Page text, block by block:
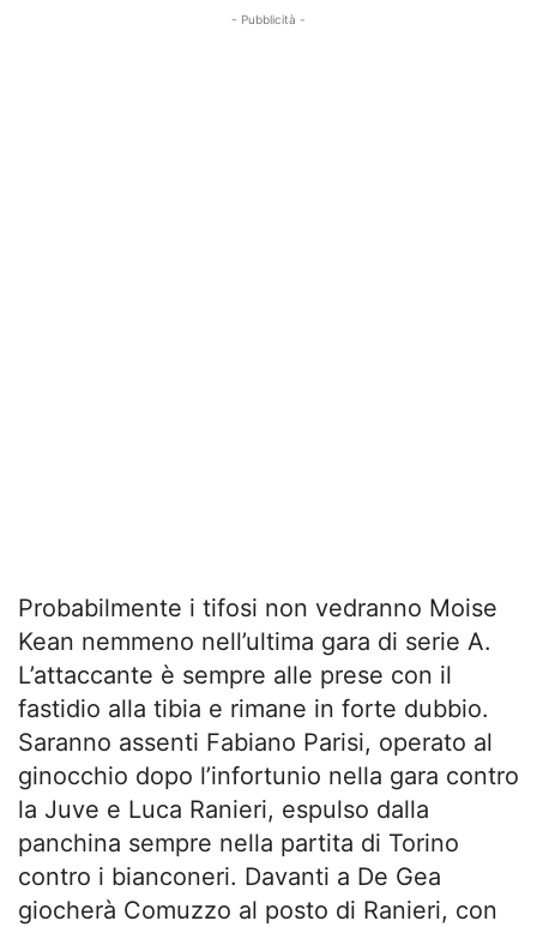
- Pubblicità -
Probabilmente i tifosi non vedranno Moise
Kean nemmeno nell’ultima gara di serie A.
L’attaccante è sempre alle prese con il
fastidio alla tibia e rimane in forte dubbio.
Saranno assenti Fabiano Parisi, operato al
ginocchio dopo l’infortunio nella gara contro
la Juve e Luca Ranieri, espulso dalla
panchina sempre nella partita di Torino
contro i bianconeri. Davanti a De Gea
giocherà Comuzzo al posto di Ranieri, con